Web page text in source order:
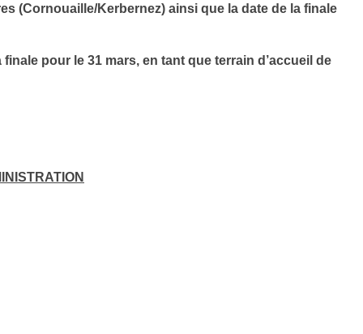
(Cornouaille/Kerbernez) ainsi que la date de la finale
pour le 31 mars, en tant que terrain d’accueil de